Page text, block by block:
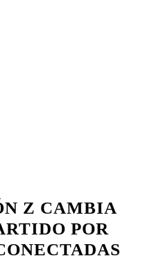
Z CAMBIA
POR